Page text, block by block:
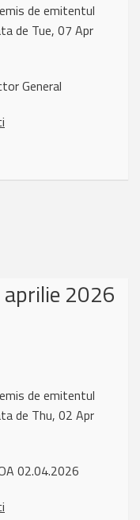
de emitentul
de Tue, 07 Apr
General
aprilie 2026
de emitentul
de Thu, 02 Apr
02.04.2026